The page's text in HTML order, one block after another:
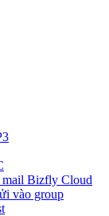
mail Bizfly Cloud
vào group